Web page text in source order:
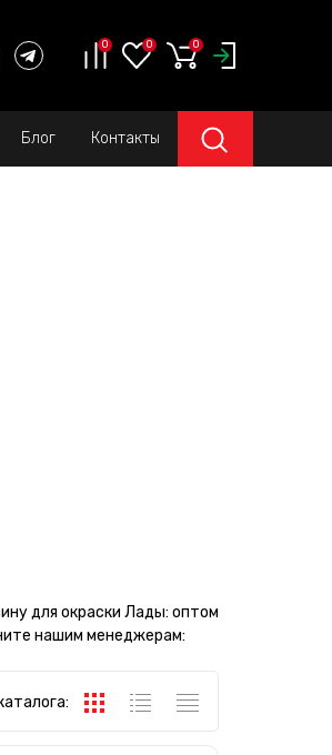
0 0 0
Блог Контакты
для окраски Лады: оптом
нашим менеджерам: